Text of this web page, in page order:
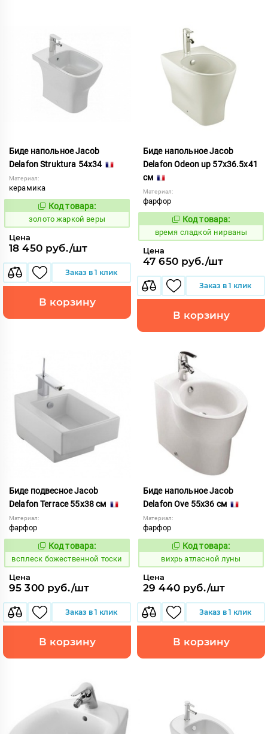
Биде напольное Jacob
Delafon Struktura 54x34
Материал:
керамика
Код:
519133
Код товара:
золото жаркой веры
Цена
18 450 руб./шт
Заказ в 1 клик
В корзину
Биде напольное Jacob
Delafon Odeon up 57x36.5x41
см
Материал:
фарфор
Код:
230184
Код товара:
время сладкой нирваны
Цена
47 650 руб./шт
Заказ в 1 клик
В корзину
Биде подвесное Jacob
Delafon Terrace 55x38 см
Материал:
фарфор
Код:
235231
Код товара:
всплеск божественной тоски
Цена
95 300 руб./шт
Заказ в 1 клик
В корзину
Биде напольное Jacob
Delafon Ove 55х36 см
Материал:
фарфор
Код:
171170
Код товара:
вихрь атласной луны
Цена
29 440 руб./шт
Заказ в 1 клик
В корзину